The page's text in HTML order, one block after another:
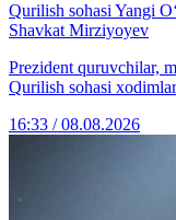
Qurilish sohasi Yangi
Shavkat Mirziyoyev
Prezident quruvchilar,
Qurilish sohasi
16:33 / 08.08.2026